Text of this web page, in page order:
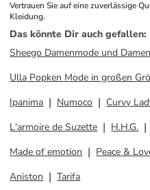
Vertrauen Sie auf eine zuverlässige
Kleidung.
Das könnte Dir auch gefallen:
Sheego Damenmode und
Ulla Popken Mode in großen
Ipanima
Numoco Curvy
L'armoire de Suzette
H.H.G.
Made of emotion
Peace &
Aniston
Tarifa